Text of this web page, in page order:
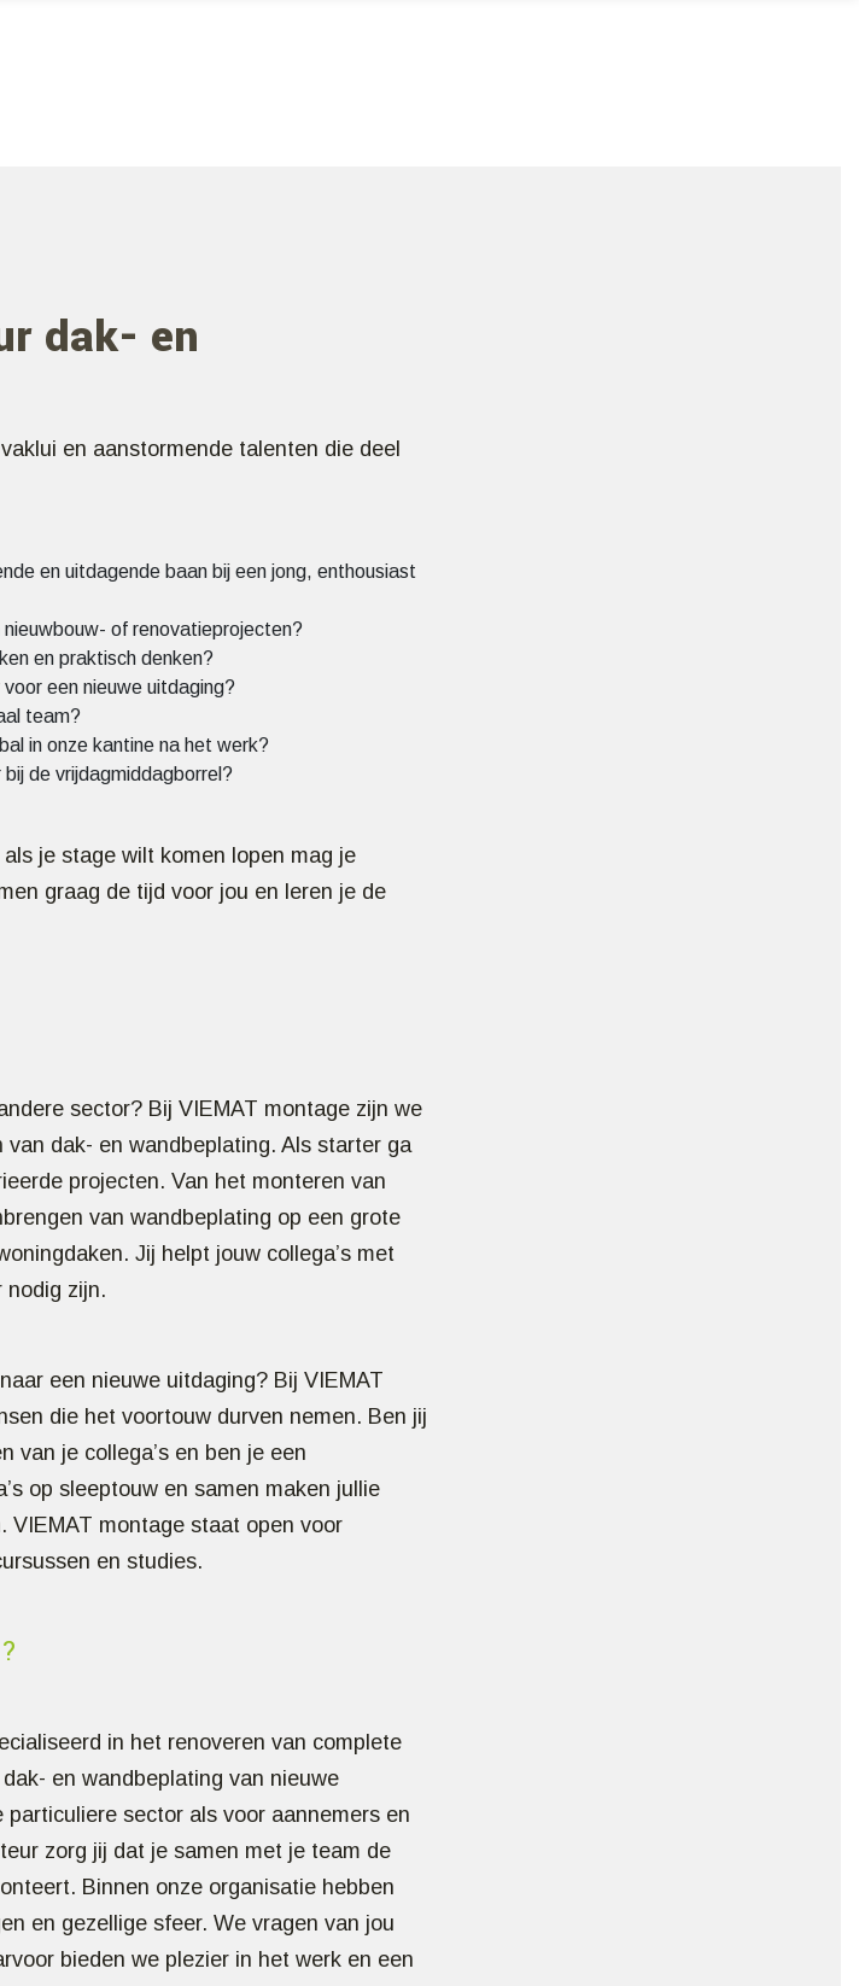
dak- en
en aanstormende talenten die deel
en uitdagende baan bij een jong, enthousiast
of renovatieprojecten?
en praktisch denken?
een nieuwe uitdaging?
team?
in onze kantine na het werk?
de vrijdagmiddagborrel?
je stage wilt komen lopen mag je
graag de tijd voor jou en leren je de
sector? Bij VIEMAT montage zijn we
dak- en wandbeplating. Als starter ga
projecten. Van het monteren van
van wandbeplating op een grote
Jij helpt jouw collega’s met
nodig zijn.
een nieuwe uitdaging? Bij VIEMAT
die het voortouw durven nemen. Ben jij
van je collega’s en ben je een
op sleeptouw en samen maken jullie
VIEMAT montage staat open voor
en studies.
in het renoveren van complete
en wandbeplating van nieuwe
sector als voor aannemers en
zorg jij dat je samen met je team de
Binnen onze organisatie hebben
en gezellige sfeer. We vragen van jou
bieden we plezier in het werk en een